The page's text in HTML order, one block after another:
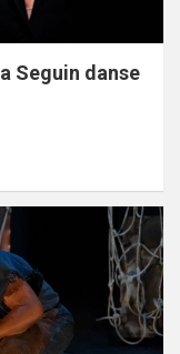
Seguin danse